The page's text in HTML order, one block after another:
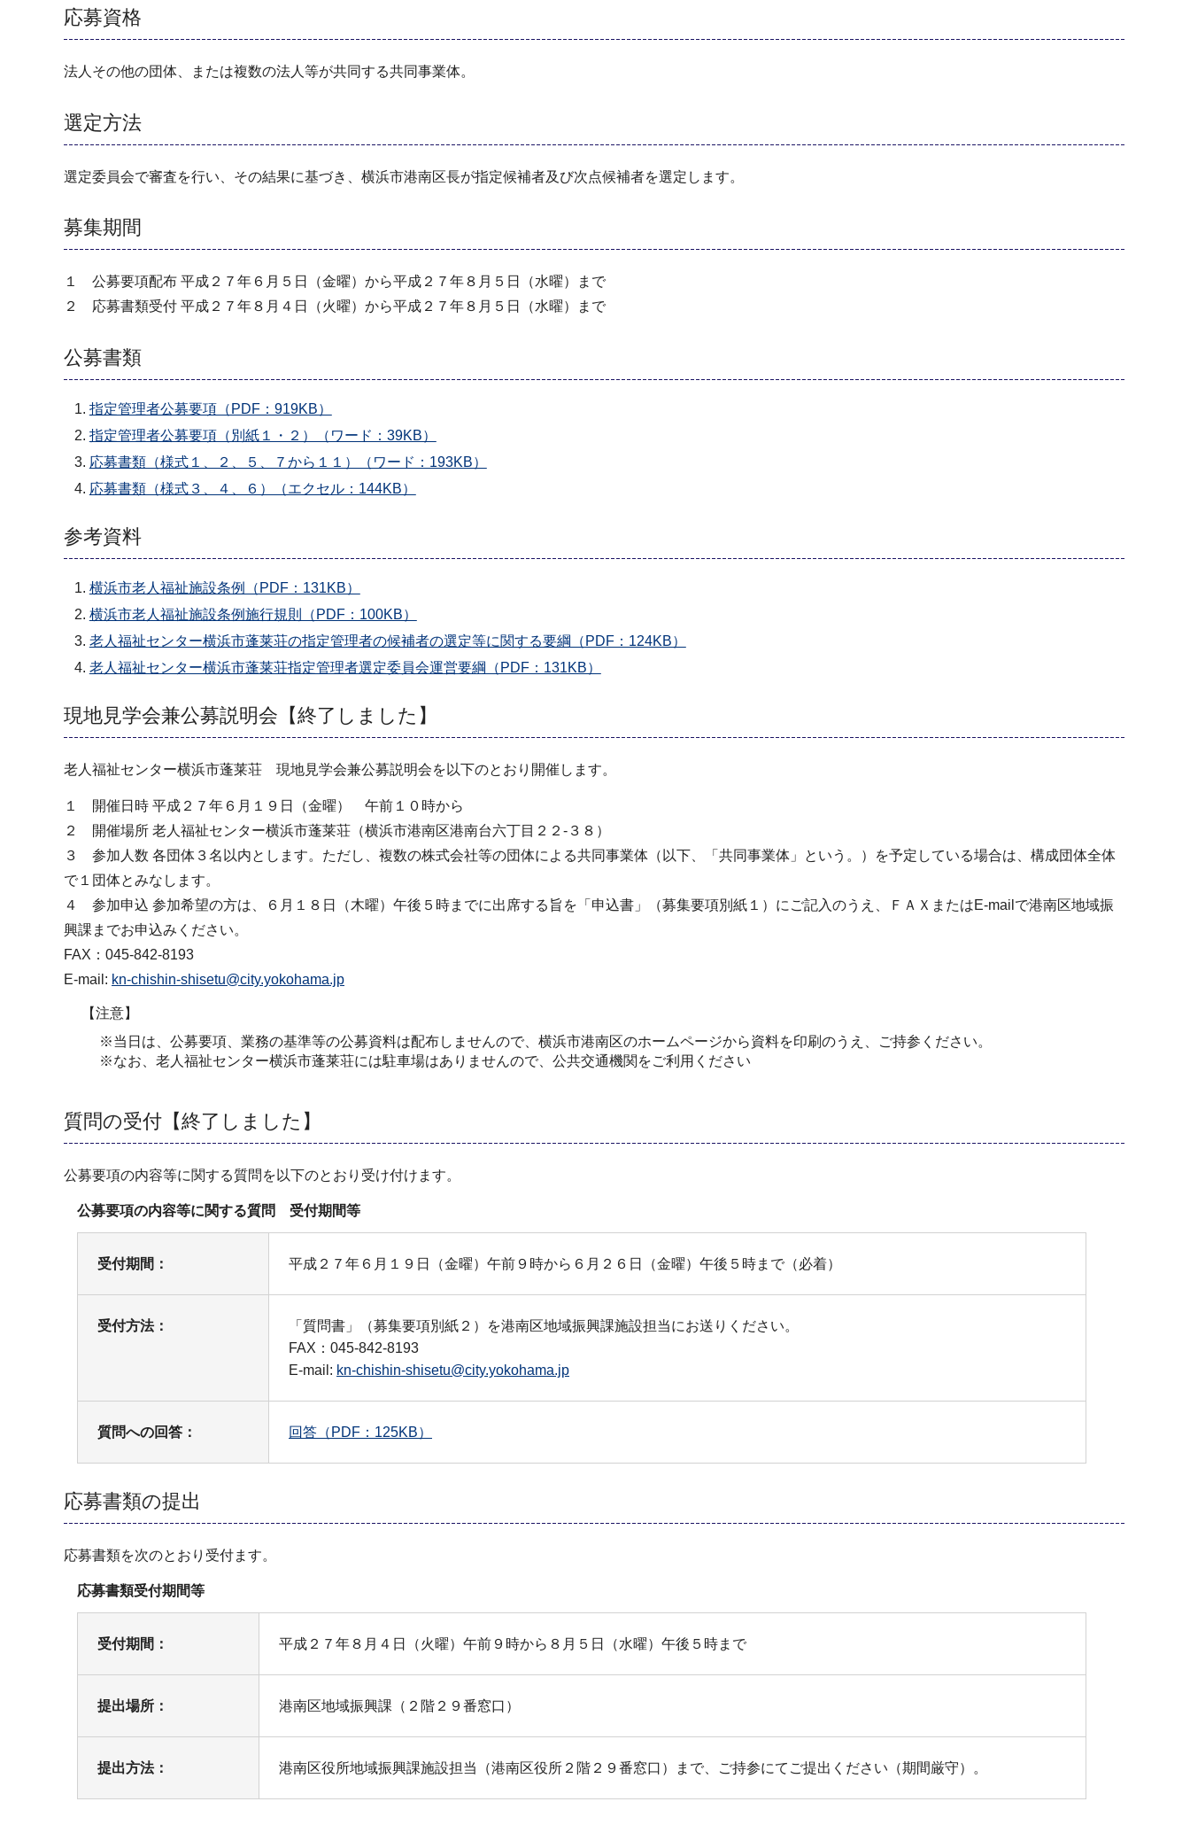
応募資格
法人その他の団体、または複数の法人等が共同する共同事業体。
選定方法
選定委員会で審査を行い、その結果に基づき、横浜市港南区長が指定候補者及び次点候補者を選定します。
募集期間
１ 公募要項配布 平成２７年６月５日（金曜）から平成２７年８月５日（水曜）まで
２ 応募書類受付 平成２７年８月４日（火曜）から平成２７年８月５日（水曜）まで
公募書類
指定管理者公募要項（PDF：919KB）
指定管理者公募要項（別紙１・２）（ワード：39KB）
応募書類（様式１、２、５、７から１１）（ワード：193KB）
応募書類（様式３、４、６）（エクセル：144KB）
参考資料
横浜市老人福祉施設条例（PDF：131KB）
横浜市老人福祉施設条例施行規則（PDF：100KB）
老人福祉センター横浜市蓬莱荘の指定管理者の候補者の選定等に関する要綱（PDF：124KB）
老人福祉センター横浜市蓬莱荘指定管理者選定委員会運営要綱（PDF：131KB）
現地見学会兼公募説明会【終了しました】
老人福祉センター横浜市蓬莱荘 現地見学会兼公募説明会を以下のとおり開催します。
１ 開催日時 平成２７年６月１９日（金曜） 午前１０時から
２ 開催場所 老人福祉センター横浜市蓬莱荘（横浜市港南区港南台六丁目２２-３８）
３ 参加人数 各団体３名以内とします。ただし、複数の株式会社等の団体による共同事業体（以下、「共同事業体」という。）を予定している場合は、構成団体全体
で１団体とみなします。
４ 参加申込 参加希望の方は、６月１８日（木曜）午後５時までに出席する旨を「申込書」（募集要項別紙１）にご記入のうえ、ＦＡＸまたはE-mailで港南区地域振
興課までお申込みください。
FAX：045-842-8193
E-mail: kn-chishin-shisetu@city.yokohama.jp
【注意】
※当日は、公募要項、業務の基準等の公募資料は配布しませんので、横浜市港南区のホームページから資料を印刷のうえ、ご持参ください。
※なお、老人福祉センター横浜市蓬莱荘には駐車場はありませんので、公共交通機関をご利用ください
質問の受付【終了しました】
公募要項の内容等に関する質問を以下のとおり受け付けます。
公募要項の内容等に関する質問 受付期間等
受付期間： 平成２７年６月１９日（金曜）午前９時から６月２６日（金曜）午後５時まで（必着）
受付方法：
「質問書」（募集要項別紙２）を港南区地域振興課施設担当にお送りください。
FAX：045-842-8193
E-mail: kn-chishin-shisetu@city.yokohama.jp
質問への回答： 回答（PDF：125KB）
応募書類の提出
応募書類を次のとおり受付ます。
応募書類受付期間等
受付期間： 平成２７年８月４日（火曜）午前９時から８月５日（水曜）午後５時まで
提出場所： 港南区地域振興課（２階２９番窓口）
提出方法： 港南区役所地域振興課施設担当（港南区役所２階２９番窓口）まで、ご持参にてご提出ください（期間厳守）。